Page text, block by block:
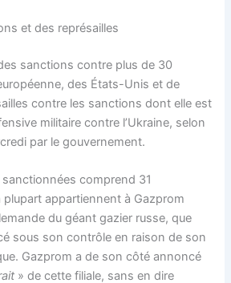
et des représailles
sanctions contre plus de 30
des États-Unis et de
contre les sanctions dont elle est
militaire contre l’Ukraine, selon
par le gouvernement.
comprend 31
appartiennent à Gazprom
du géant gazier russe, que
sous son contrôle en raison de son
Gazprom a de son côté annoncé
» de cette filiale, sans en dire